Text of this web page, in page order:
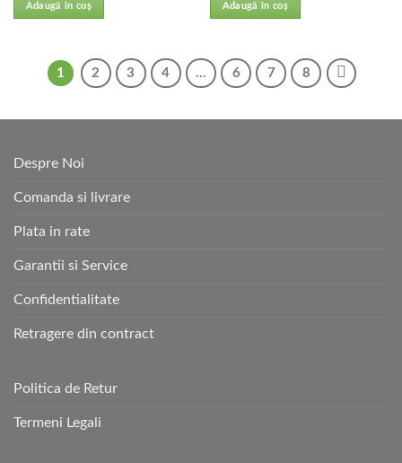
Adaugă în coș Adaugă în coș
1 2 3 4 … 6 7 8
Despre Noi
Comanda si livrare
Plata in rate
Garantii si Service
Confidentialitate
Retragere din contract
Politica de Retur
Termeni Legali